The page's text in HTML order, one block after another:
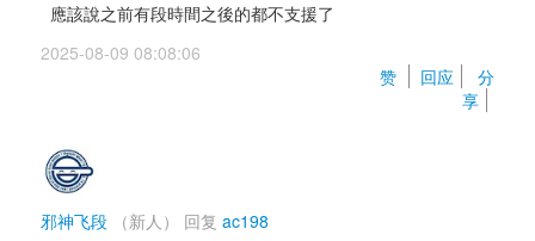
應該說之前有段時間之後的都不支援了
2025-08-09 08:08:06
赞
回应
分
享
邪神飞段 （新人） 回复 ac198